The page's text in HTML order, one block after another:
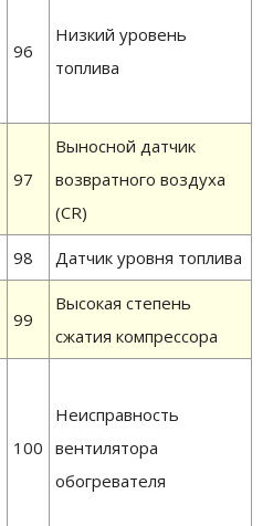
96
Низкий уровень
топлива
97
Выносной датчик
возвратного воздуха
(CR)
98 Датчик уровня топлива
99
Высокая степень
сжатия компрессора
100
Неисправность
вентилятора
обогревателя